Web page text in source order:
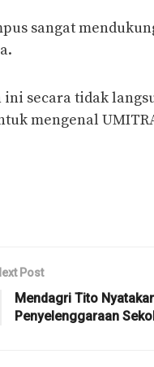
sangat
secara tidak
mengenal
Post
Mendagri Tito
Penyelenggaraan